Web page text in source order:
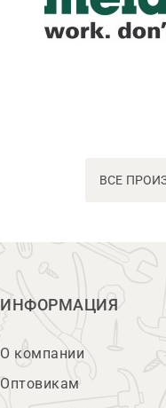
ВСЕ
ИНФОРМАЦИЯ
О компании
Оптовикам